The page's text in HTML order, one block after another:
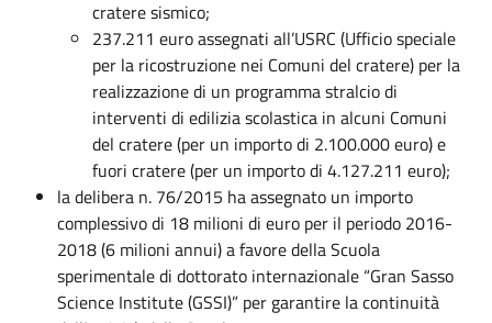
cratere sismico;
237.211 euro assegnati all’USRC (Ufficio speciale
per la ricostruzione nei Comuni del cratere) per la
realizzazione di un programma stralcio di
interventi di edilizia scolastica in alcuni Comuni
del cratere (per un importo di 2.100.000 euro) e
fuori cratere (per un importo di 4.127.211 euro);
la delibera n. 76/2015 ha assegnato un importo
complessivo di 18 milioni di euro per il periodo 2016-
2018 (6 milioni annui) a favore della Scuola
sperimentale di dottorato internazionale “Gran Sasso
Science Institute (GSSI)” per garantire la continuità